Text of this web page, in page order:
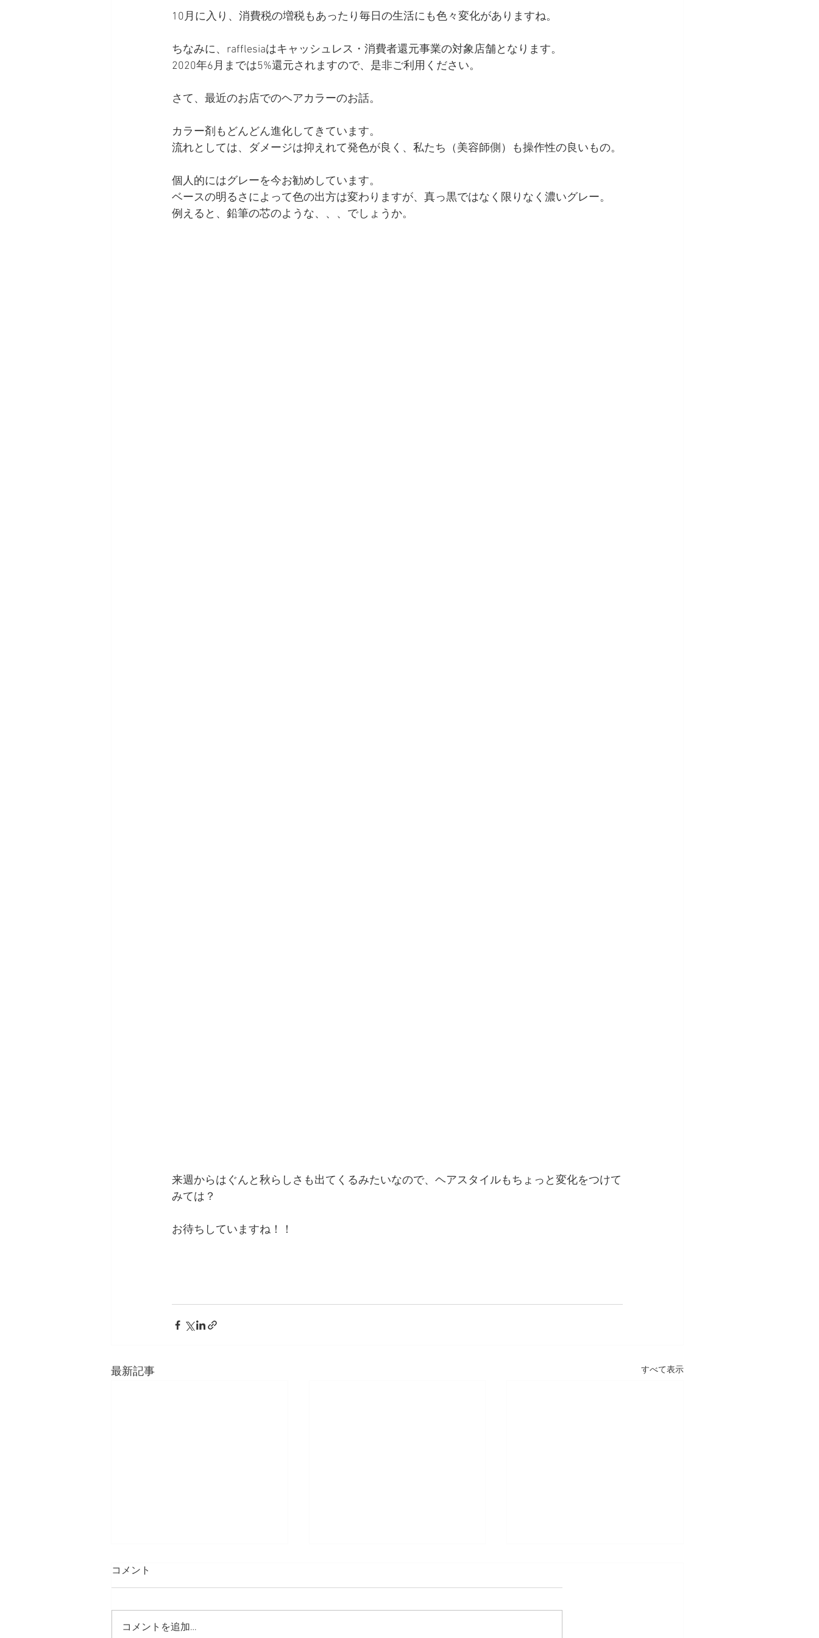
10月に入り、消費税の増税もあったり毎日の生活にも色々変化がありますね。
ちなみに、rafflesiaはキャッシュレス・消費者還元事業の対象店舗となります。
2020年6月までは5%還元されますので、是非ご利用ください。
さて、最近のお店でのヘアカラーのお話。
カラー剤もどんどん進化してきています。
流れとしては、ダメージは抑えれて発色が良く、私たち（美容師側）も操作性の良いもの。
個人的にはグレーを今お勧めしています。
ベースの明るさによって色の出方は変わりますが、真っ黒ではなく限りなく濃いグレー。
例えると、鉛筆の芯のような、、、でしょうか。
来週からはぐんと秋らしさも出てくるみたいなので、ヘアスタイルもちょっと変化をつけて
みては？
お待ちしていますね！！
最新記事 すべて表示
コメント
コメントを追加…